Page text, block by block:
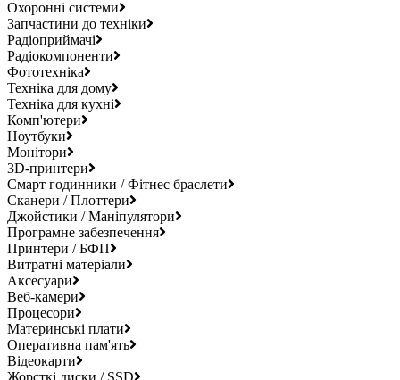
Охоронні системи
Запчастини до техніки
Радіоприймачі
Радіокомпоненти
Фототехніка
Техніка для дому
Техніка для кухні
Комп'ютери
Ноутбуки
Монітори
3D-принтери
Смарт годинники / Фітнес браслети
Сканери / Плоттери
Джойстики / Маніпулятори
Програмне забезпечення
Принтери / БФП
Витратні матеріали
Аксесуари
Веб-камери
Процесори
Материнські плати
Оперативна пам'ять
Відеокарти
Жорсткі диски / SSD